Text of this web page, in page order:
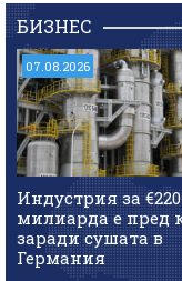
БИЗНЕС
07.08.2026
Индустрия за €220
милиарда е пред
заради сушата в
Германия